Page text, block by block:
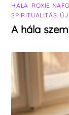
HÁLA ROXIE
SPIRITUALITÁS
A hála